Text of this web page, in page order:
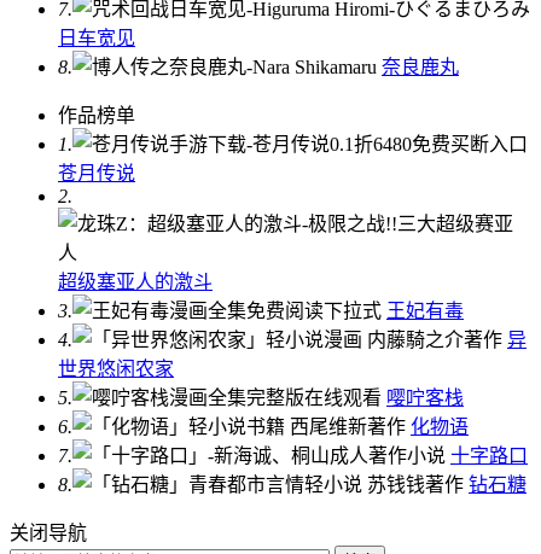
7.
日车宽见
8.
奈良鹿丸
作品榜单
1.
苍月传说
2.
超级塞亚人的激斗
3.
王妃有毒
4.
异
世界悠闲农家
5.
嘤咛客栈
6.
化物语
7.
十字路口
8.
钻石糖
关闭导航